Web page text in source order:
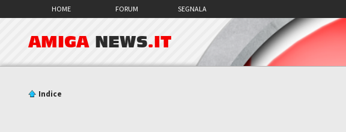
HOME FORUM SEGNALA
AMIGA NEWS.IT
Indice